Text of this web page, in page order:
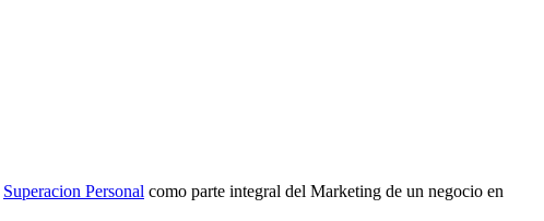
Superacion Personal como parte integral del Marketing de un negocio en